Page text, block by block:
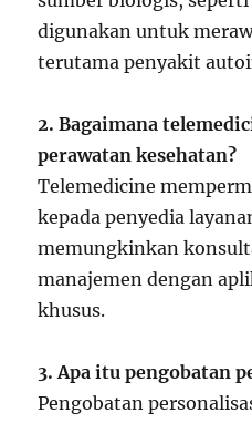
digunakan untuk
terutama penyakit
2. Bagaimana
perawatan kesehatan?
Telemedicine
kepada penyedia
memungkinkan
manajemen dengan
khusus.
3. Apa itu pengobatan
Pengobatan